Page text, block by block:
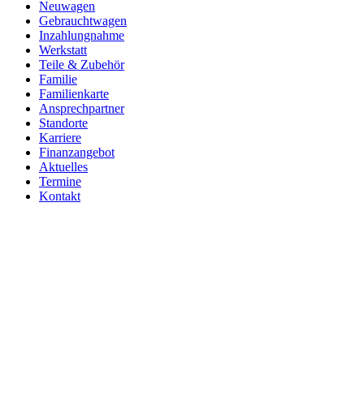
Neuwagen
Gebrauchtwagen
Inzahlungnahme
Werkstatt
Teile & Zubehör
Familie
Familienkarte
Ansprechpartner
Standorte
Karriere
Finanzangebot
Aktuelles
Termine
Kontakt